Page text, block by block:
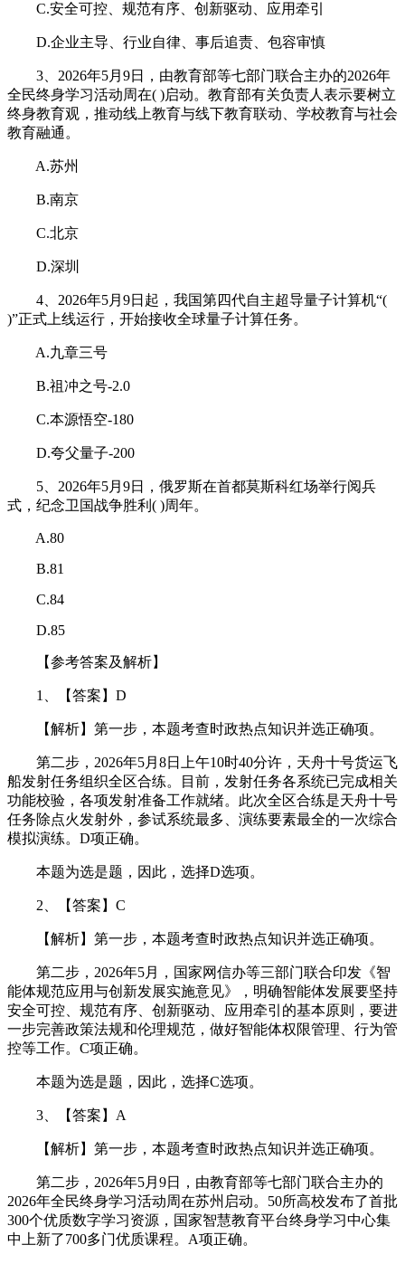
C.安全可控、规范有序、创新驱动、应用牵引
D.企业主导、行业自律、事后追责、包容审慎
3、2026年5月9日，由教育部等七部门联合主办的2026年
全民终身学习活动周在( )启动。教育部有关负责人表示要树立
终身教育观，推动线上教育与线下教育联动、学校教育与社会
教育融通。
A.苏州
B.南京
C.北京
D.深圳
4、2026年5月9日起，我国第四代自主超导量子计算机“(
)”正式上线运行，开始接收全球量子计算任务。
A.九章三号
B.祖冲之号-2.0
C.本源悟空-180
D.夸父量子-200
5、2026年5月9日，俄罗斯在首都莫斯科红场举行阅兵
式，纪念卫国战争胜利( )周年。
A.80
B.81
C.84
D.85
【参考答案及解析】
1、【答案】D
【解析】第一步，本题考查时政热点知识并选正确项。
第二步，2026年5月8日上午10时40分许，天舟十号货运飞
船发射任务组织全区合练。目前，发射任务各系统已完成相关
功能校验，各项发射准备工作就绪。此次全区合练是天舟十号
任务除点火发射外，参试系统最多、演练要素最全的一次综合
模拟演练。D项正确。
本题为选是题，因此，选择D选项。
2、【答案】C
【解析】第一步，本题考查时政热点知识并选正确项。
第二步，2026年5月，国家网信办等三部门联合印发《智
能体规范应用与创新发展实施意见》，明确智能体发展要坚持
安全可控、规范有序、创新驱动、应用牵引的基本原则，要进
一步完善政策法规和伦理规范，做好智能体权限管理、行为管
控等工作。C项正确。
本题为选是题，因此，选择C选项。
3、【答案】A
【解析】第一步，本题考查时政热点知识并选正确项。
第二步，2026年5月9日，由教育部等七部门联合主办的
2026年全民终身学习活动周在苏州启动。50所高校发布了首批
300个优质数字学习资源，国家智慧教育平台终身学习中心集
中上新了700多门优质课程。A项正确。